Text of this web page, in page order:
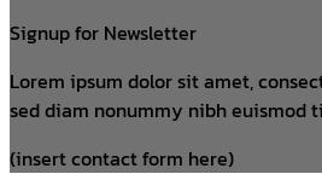
Signup for Newsletter
Lorem ipsum dolor sit amet,
sed diam nonummy nibh euismod
(insert contact form here)